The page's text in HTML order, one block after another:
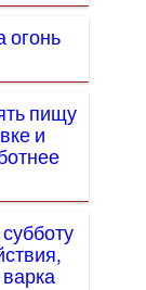
огонь
пищу
и